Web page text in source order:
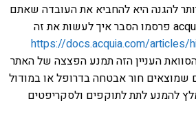
להגנה היא להחביא את העובדה שאתם
משתמשים בדרופל – acquia פרסמו הסבר איך לעשות את זה
https://docs.acquia.com/articles/
העניין הזה תמנע הפצצה של האתר
חור אבטחה בדרופל או במודול
להמנע לתת לתוקפים ולסקריפטים